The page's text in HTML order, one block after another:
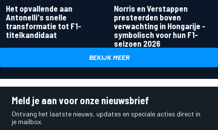
Het opvallende aan
Antonelli's snelle
transformatie tot F1-
titelkandidaat
Norris en Verstappen
presteerden boven
verwachting in Hongarije -
symbolisch voor hun F1-
seizoen 2026
BEKIJK MEER
Meld je aan voor onze nieuwsbrief
Ontvang het laatste nieuws, updates en speciale acties direct in
je mailbox.